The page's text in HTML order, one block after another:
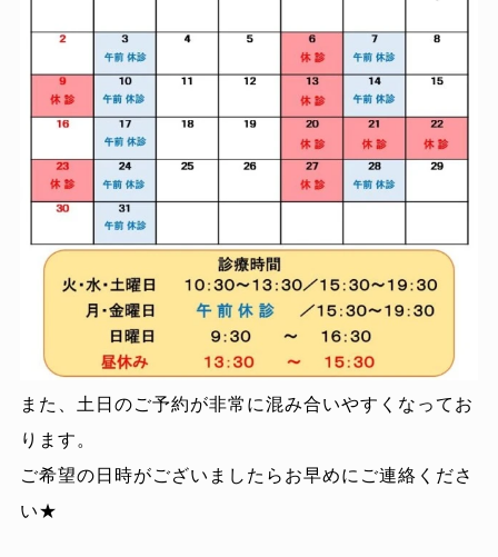
また、土日のご予約が非常に混み合いやすくなってお
ります。
ご希望の日時がございましたらお早めにご連絡くださ
い★